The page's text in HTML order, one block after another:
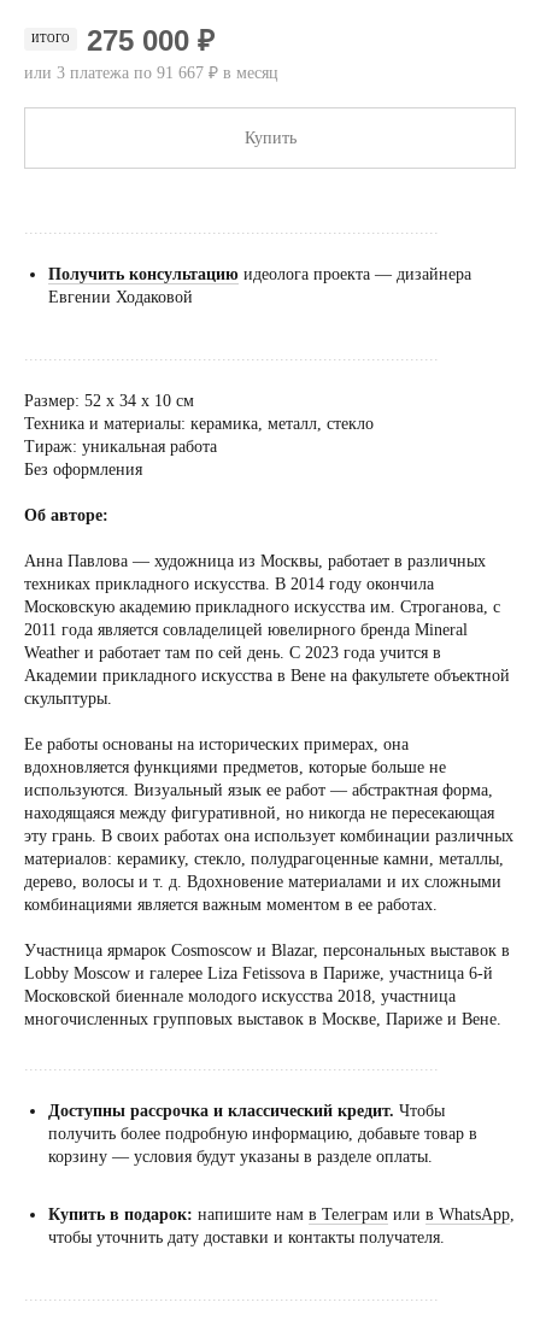
ИТОГО 275 000 ₽
или 3 платежа по 91 667 ₽ в месяц
Купить
......................................................................................
Получить консультацию идеолога проекта — дизайнера
Евгении Ходаковой
......................................................................................
Размер: 52 х 34 х 10 см
Техника и материалы: керамика, металл, стекло
Тираж: уникальная работа
Без оформления
Об авторе:
Анна Павлова — художница из Москвы, работает в различных
техниках прикладного искусства. В 2014 году окончила
Московскую академию прикладного искусства им. Строганова, с
2011 года является совладелицей ювелирного бренда Mineral
Weather и работает там по сей день. С 2023 года учится в
Академии прикладного искусства в Вене на факультете объектной
скульптуры.
Ее работы основаны на исторических примерах, она
вдохновляется функциями предметов, которые больше не
используются. Визуальный язык ее работ — абстрактная форма,
находящаяся между фигуративной, но никогда не пересекающая
эту грань. В своих работах она использует комбинации различных
материалов: керамику, стекло, полудрагоценные камни, металлы,
дерево, волосы и т. д. Вдохновение материалами и их сложными
комбинациями является важным моментом в ее работах.
Участница ярмарок Cosmoscow и Blazar, персональных выставок в
Lobby Moscow и галерее Liza Fetissova в Париже, участница 6-й
Московской биеннале молодого искусства 2018, участница
многочисленных групповых выставок в Москве, Париже и Вене.
......................................................................................
Доступны рассрочка и классический кредит. Чтобы
получить более подробную информацию, добавьте товар в
корзину — условия будут указаны в разделе оплаты.
Купить в подарок: напишите нам в Телеграм или в WhatsApp,
чтобы уточнить дату доставки и контакты получателя.
......................................................................................